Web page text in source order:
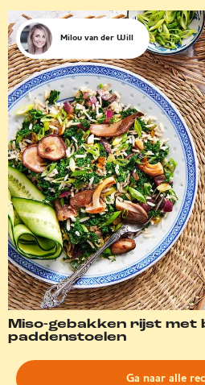
Milou van der Will
Miso-gebakken rijst met
paddenstoelen
Ga naar alle